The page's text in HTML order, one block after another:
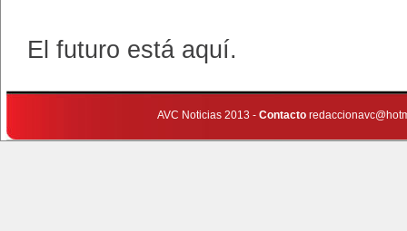
El futuro está aquí.
AVC Noticias 2013 - Contacto